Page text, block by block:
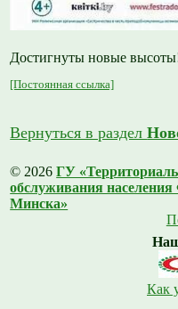
Достигнуты новые
[Постоянная ссылка]
Вернуться в раздел
© 2026ГУ
обслуживания населения
Минска»
Как